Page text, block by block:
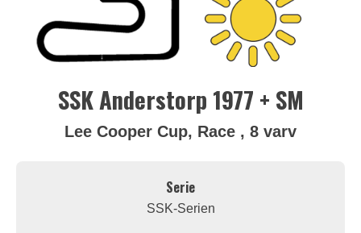
SSK Anderstorp 1977 + SM
Lee Cooper Cup, Race , 8 varv
Serie
SSK-Serien